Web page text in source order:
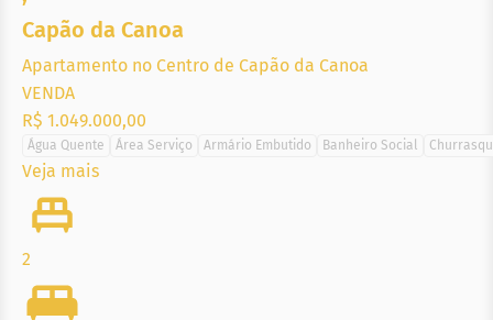
Capão da Canoa
Apartamento no Centro de Capão da Canoa
VENDA
R$ 1.049.000,00
Água Quente Área Serviço Armário Embutido Banheiro Social
Veja mais
2